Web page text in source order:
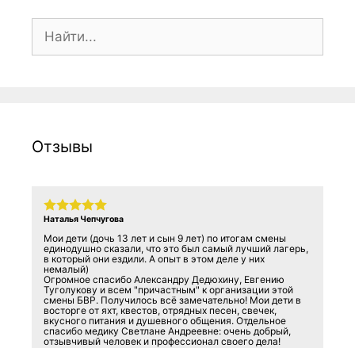
Отзывы
Наталья Чепчугова
Мои дети (дочь 13 лет и сын 9 лет) по итогам смены
единодушно сказали, что это был самый лучший лагерь,
в который они ездили. А опыт в этом деле у них
немалый)
Огромное спасибо Александру Дедюхину, Евгению
Туголукову и всем "причастным" к организации этой
смены БВР. Получилось всё замечательно! Мои дети в
восторге от яхт, квестов, отрядных песен, свечек,
вкусного питания и душевного общения. Отдельное
спасибо медику Светлане Андреевне: очень добрый,
отзывчивый человек и профессионал своего дела!